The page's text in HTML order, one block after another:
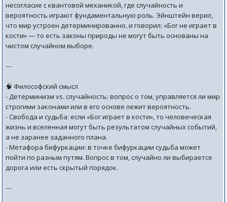
несогласие с квантовой механикой, где случайность и
вероятность играют фундаментальную роль. Эйнштейн верил,
что мир устроен детерминированно, и говорил: «Бог не играет в
кости» — то есть законы природы не могут быть основаны на
чистом случайном выборе.
---
🧠 Философский смысл
- Детерминизм vs. случайность: вопрос о том, управляется ли мир
строгими законами или в его основе лежит вероятность.
- Свобода и судьба: если «Бог играет в кости», то человеческая
жизнь и вселенная могут быть результатом случайных событий,
а не заранее заданного плана.
- Метафора бифуркации: в точке бифуркации судьба может
пойти по разным путям. Вопрос в том, случайно ли выбирается
дорога или есть скрытый порядок.
---